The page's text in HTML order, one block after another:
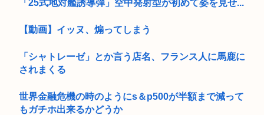
「25式地対艦誘導弾」空中発射型が初めて姿を見せ...
【動画】イッヌ、煽ってしまう
「シャトレーゼ」とか言う店名、フランス人に馬鹿に
されまくる
世界金融危機の時のようにs＆p500が半額まで減って
もガチホ出来るかどうか